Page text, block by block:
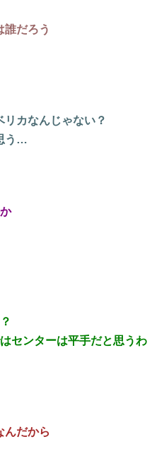
誰だろう
カなんじゃない？
う…
センターは平手だと思うわ
んだから